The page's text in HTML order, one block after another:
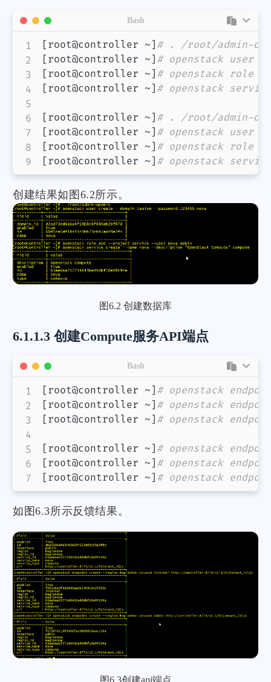
[root@controller ~] # . /root/admin-
[root@controller ~] # openstack user
[root@controller ~] # openstack role
[root@controller ~] # openstack
[root@controller ~] # . /root/admin-
[root@controller ~] # openstack user
[root@controller ~] # openstack role
[root@controller ~] # openstack
Bash
创建结果如图6.2所示。
图6.2 创建数据库
6.1.1.3 创建Compute服务API端点
[root@controller ~] # openstack
[root@controller ~] # openstack
[root@controller ~] # openstack
[root@controller ~] # openstack
[root@controller ~] # openstack
[root@controller ~] # openstack
Bash
如图6.3所示反馈结果。